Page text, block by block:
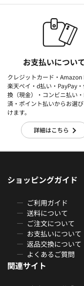
お支払いについ
クレジットカード・Amazon
楽天ぺイ・d払い・PayPay
換（現金）・コンビニ払い
済・ポイント払いからお選
けます。
詳細はこちら
ショッピングガイド
ご利用ガイド
送料について
ご注文について
お支払いについて
返品交換について
よくあるご質問
関連サイト